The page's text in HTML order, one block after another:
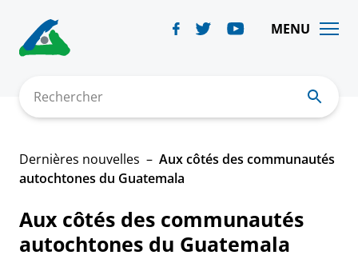
content
MENU
Rechercher
Dernières nouvelles
Aux côtés des communautés
autochtones du Guatemala
Aux côtés des communautés
autochtones du Guatemala